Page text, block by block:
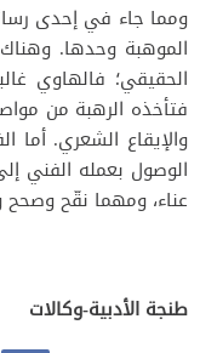
ومما جاء في إحدى
الموهبة وحدها.
الحقيقي؛ فالهاوي
فتأخذه الرهبة من
والإيقاع الشعري.
الوصول بعمله الفني
عناء، ومهما نقّح
طنجة الأدبية-وكالات